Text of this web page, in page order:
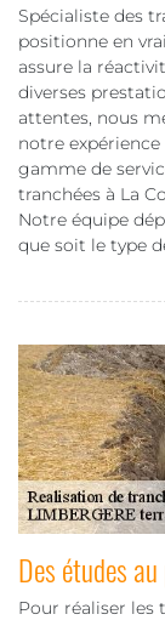
Spécialiste des
positionne en
assure la
diverses
attentes, nous
notre
gamme de
tranchées à La
Notre équipe
que soit le type
Des études
Pour réaliser les